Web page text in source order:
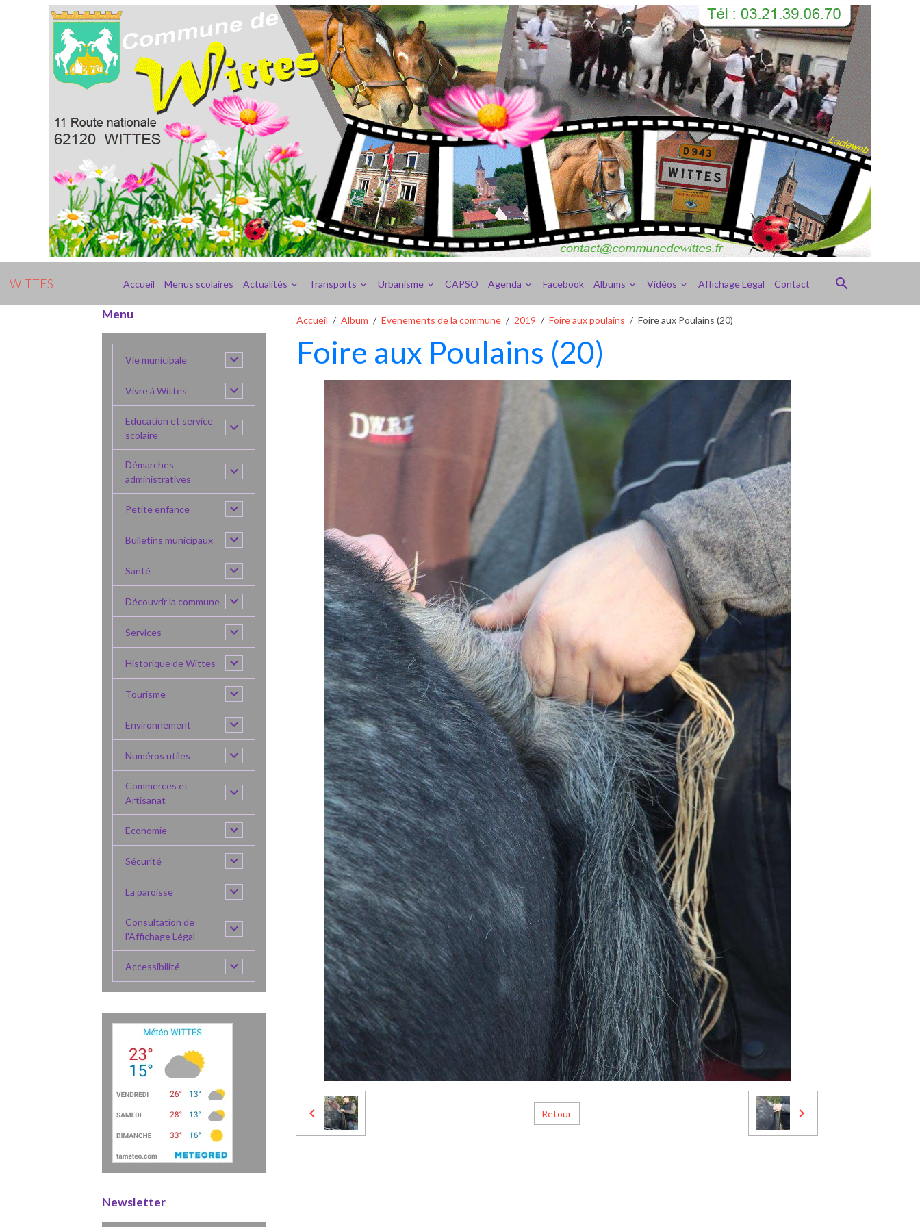
WITTES Accueil Menus scolaires Actualités Transports Urbanisme CAPSO Agenda Facebook Albums Vidéos Affichage Légal Contact
Accueil Album Evenements de la commune 2019 Foire aux poulains Foire aux Poulains (20)
Foire aux Poulains (20)
Retour
Menu
Vie municipale
Vivre à Wittes
Education et service
scolaire
Démarches
administratives
Petite enfance
Bulletins municipaux
Santé
Découvrir la commune
Services
Historique de Wittes
Tourisme
Environnement
Numéros utiles
Commerces et
Artisanat
Economie
Sécurité
La paroisse
Consultation de
l'Affichage Légal
Accessibilité
Newsletter